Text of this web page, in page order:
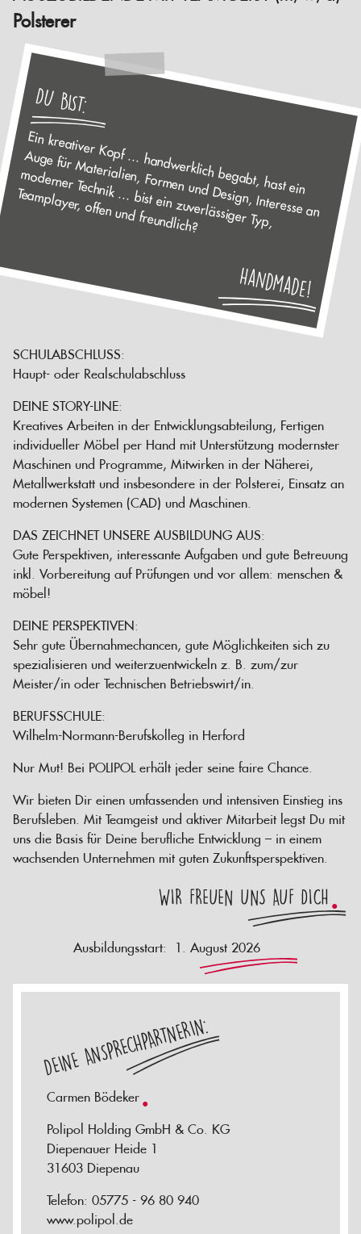
Polsterer
DU BIST:
Ein kreativer Kopf ... handw
erklich begabt, hast ein
A
uge für M
aterialien, Form
en und D
esign, Interesse an
m
oderner Technik ... bist ein zuverlässiger Typ,
Team
player, offen und freundlich?
Handmade!
SCHULABSCHLUSS:
Haupt- oder Realschulabschluss
DEINE STORY-LINE:
Kreatives Arbeiten in der Entwicklungsabteilung, Fertigen
individueller Möbel per Hand mit Unterstützung modernster
Maschinen und Programme, Mitwirken in der Näherei,
Metallwerkstatt und insbesondere in der Polsterei, Einsatz an
modernen Systemen (CAD) und Maschinen.
DAS ZEICHNET UNSERE AUSBILDUNG AUS:
Gute Perspektiven, interessante Aufgaben und gute Betreuung
inkl. Vorbereitung auf Prüfungen und vor allem: menschen &
möbel!
DEINE PERSPEKTIVEN:
Sehr gute Übernahmechancen, gute Möglichkeiten sich zu
spezialisieren und weiterzuentwickeln z. B. zum/zur
Meister/in oder Technischen Betriebswirt/in.
BERUFSSCHULE:
Wilhelm-Normann-Berufskolleg in Herford
Nur Mut! Bei POLIPOL erhält jeder seine faire Chance.
DEINE ANSPRECHPARTNERIN:
Carmen Bödeker
Polipol Holding GmbH & Co. KG
Diepenauer Heide 1
31603 Diepenau
Telefon: 05775 - 96 80 940
www.polipol.de
Wir bieten Dir einen umfassenden und intensiven Einstieg ins
Berufsleben. Mit Teamgeist und aktiver Mitarbeit legst Du mit
uns die Basis für Deine berufliche Entwicklung – in einem
wachsenden Unternehmen mit guten Zukunftsperspektiven.
WIR FREUEN UNS AUF DICH
Ausbildungsstart: 1. August 2026